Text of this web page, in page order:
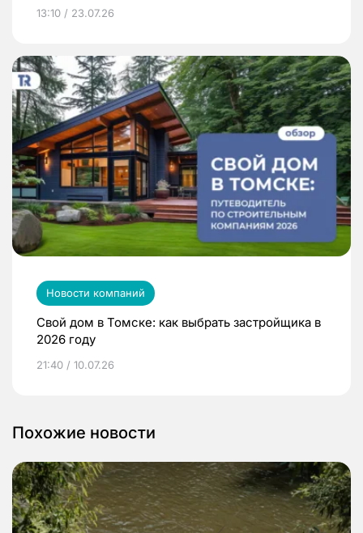
13:10 / 23.07.26
Новости компаний
Свой дом в Томске: как выбрать застройщика в
2026 году
21:40 / 10.07.26
Похожие новости